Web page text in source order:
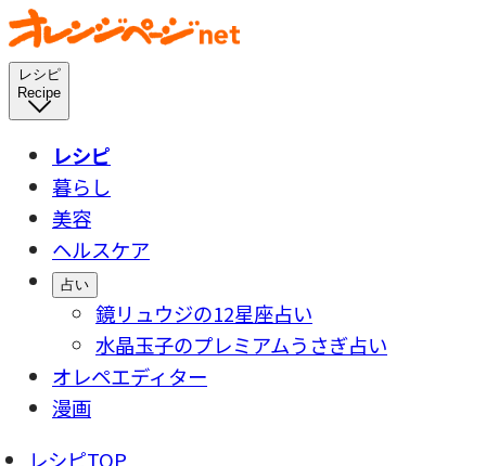
レシピ
Recipe
レシピ
暮らし
美容
ヘルスケア
占い
鏡リュウジの12星座占い
水晶玉子のプレミアムうさぎ占い
オレペエディター
漫画
レシピTOP